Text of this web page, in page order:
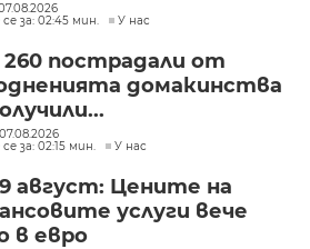
за: 02:45 мин.
У нас
пострадали от
домакинства
за: 02:15 мин.
У нас
август: Цените на
услуги вече
в евро